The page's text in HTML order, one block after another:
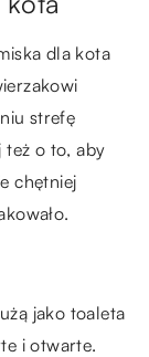
dla kota
strefę
też o to, aby
chętniej
jako toaleta
i otwarte.